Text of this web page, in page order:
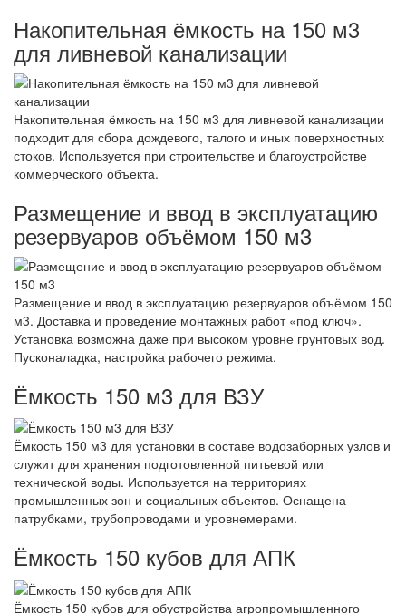
Накопительная ёмкость на 150 м3
для ливневой канализации
Накопительная ёмкость на 150 м3 для ливневой канализации
подходит для сбора дождевого, талого и иных поверхностных
стоков. Используется при строительстве и благоустройстве
коммерческого объекта.
Размещение и ввод в эксплуатацию
резервуаров объёмом 150 м3
Размещение и ввод в эксплуатацию резервуаров объёмом 150
м3. Доставка и проведение монтажных работ «под ключ».
Установка возможна даже при высоком уровне грунтовых вод.
Пусконаладка, настройка рабочего режима.
Ёмкость 150 м3 для ВЗУ
Ёмкость 150 м3 для установки в составе водозаборных узлов и
служит для хранения подготовленной питьевой или
технической воды. Используется на территориях
промышленных зон и социальных объектов. Оснащена
патрубками, трубопроводами и уровнемерами.
Ёмкость 150 кубов для АПК
Ёмкость 150 кубов для обустройства агропромышленного